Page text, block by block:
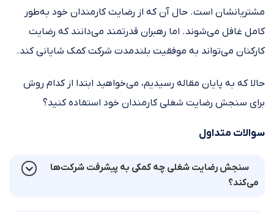
مشتریانشان است. حال آن که از رضایت کارمندان خود به‌طور
کامل غافل می‌شوند. اما رهبران قدرتمند می‌دانند که رضایت
کارکنان می‌تواند به موفقیت بلندمدت شرکت کمک شایانی کند.
حالا که به پایان مقاله رسیدیم، می‌خواهید ابتدا از کدام روش
برای سنجش رضایت شغلی کارمندان خود استفاده کنید؟
سوالات متداول
سنجش رضایت شغلی چه کمکی به پیشرفت شرکت‌ها
می‌کند؟